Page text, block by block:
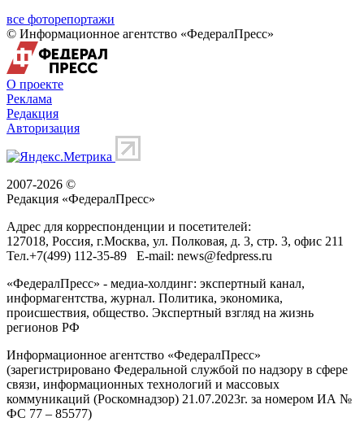
все фоторепортажи
© Информационное агентство «ФедералПресс»
О проекте
Реклама
Редакция
Авторизация
2007-2026 ©
Редакция «ФедералПресс»
Адрес для корреспонденции и посетителей:
127018, Россия, г.Москва, ул. Полковая, д. 3, стр. 3, офис 211
Тел.+7(499) 112-35-89 E-mail: news@fedpress.ru
«ФедералПресс» - медиа-холдинг: экспертный канал,
информагентства, журнал. Политика, экономика,
происшествия, общество. Экспертный взгляд на жизнь
регионов РФ
Информационное агентство «ФедералПресс»
(зарегистрировано Федеральной службой по надзору в сфере
связи, информационных технологий и массовых
коммуникаций (Роскомнадзор) 21.07.2023г. за номером ИА №
ФС 77 – 85577)